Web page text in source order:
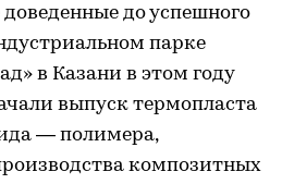
до успешного
парке
в Казани в этом году
выпуск термопласта
— полимера,
композитных